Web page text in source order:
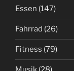
Essen (147)
Fahrrad (26)
Fitness (79)